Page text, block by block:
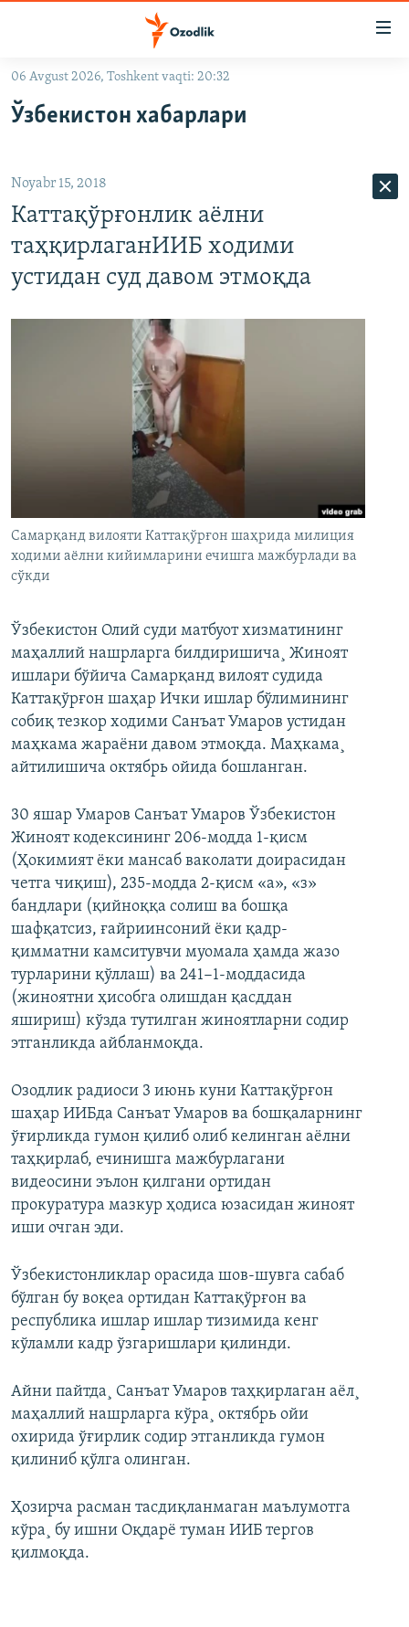
Асосий
Қидиришга
ўтинг
OZODLIK SURISHTIRUVLARI
На русском
ИЖТИМОИЙ ТАРМОҚЛАР
Озодлик бошқа тилларда
06 Avgust 2026, Toshkent vaqti: 20:32
Ўзбекистон хабарлари
Noyabr 15, 2018
Каттақўрғонлик аëлни
таҳқирлаганИИБ ходими
устидан суд давом этмоқда
Самарқанд вилояти Каттақўрғон шаҳрида милиция
ходими аëлни кийимларини ечишга мажбурлади ва
сўкди
Ўзбекистон Олий суди матбуот хизматининг
маҳаллий нашрларга билдиришича¸ Жиноят
ишлари бўйича Самарқанд вилоят судида
Каттақўрғон шаҳар Ички ишлар бўлимининг
собиқ тезкор ходими Санъат Умаров устидан
маҳкама жараëни давом этмоқда. Маҳкама¸
айтилишича октябрь ойида бошланган.
30 яшар Умаров Санъат Умаров Ўзбекистон
Жиноят кодексининг 206-модда 1-қисм
(Ҳокимият ёки мансаб ваколати доирасидан
четга чиқиш), 235-модда 2-қисм «а», «з»
бандлари (қийноққа солиш ва бошқа
шафқатсиз, ғайриинсоний ёки қадр-
қимматни камситувчи муомала ҳамда жазо
турларини қўллаш) ва 241−1-моддасида
(жиноятни ҳисобга олишдан қасддан
яшириш) кўзда тутилган жиноятларни содир
этганликда айбланмоқда.
Озодлик радиоси 3 июнь куни Каттақўрғон
шаҳар ИИБда Санъат Умаров ва бошқаларнинг
ўғирликда гумон қилиб олиб келинган аёлни
таҳқирлаб, ечинишга мажбурлагани
видеосини эълон қилгани ортидан
прокуратура мазкур ҳодиса юзасидан жиноят
иши очган эди.
Ўзбекистонликлар орасида шов-шувга сабаб
бўлган бу воқеа ортидан Каттақўрғон ва
республика ишлар ишлар тизимида кенг
кўламли кадр ўзгаришлари қилинди.
Айни пайтда¸ Санъат Умаров таҳқирлаган аëл¸
маҳаллий нашрларга кўра¸ октябрь ойи
охирида ўғирлик содир этганликда гумон
қилиниб қўлга олинган.
Ҳозирча расман тасдиқланмаган маълумотга
кўра¸ бу ишни Оқдарë туман ИИБ тергов
қилмоқда.